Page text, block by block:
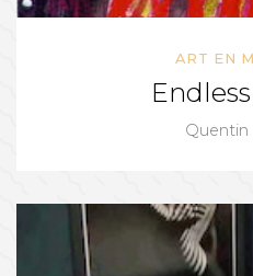
ART EN